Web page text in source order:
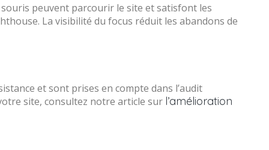
peuvent parcourir le site et satisfont les
La visibilité du focus réduit les abandons de
et sont prises en compte dans l’audit
site, consultez notre article sur l’amélioration